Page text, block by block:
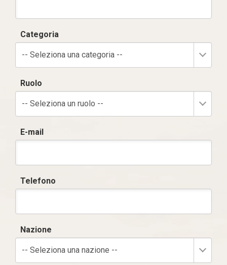
Categoria
-- Seleziona una categoria --
Ruolo
-- Seleziona un ruolo --
E-mail
Telefono
Nazione
-- Seleziona una nazione --